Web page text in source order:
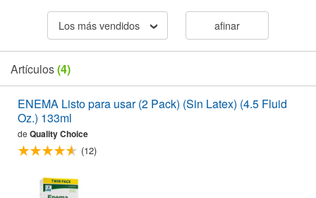
Los más vendidos afinar
Artículos(4)
ENEMA Listo para usar (2 Pack) (Sin Latex) (4.5 Fluid
Oz.) 133ml
de Quality Choice
(12)